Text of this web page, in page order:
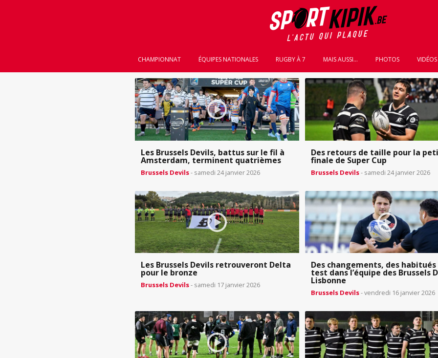
CHAMPIONNAT ÉQUIPES NATIONALES RUGBY À 7 MAIS AUSSI... PHOTOS VIDÉOS
Les Brussels Devils, battus sur le fil à
Amsterdam, terminent quatrièmes
Brussels Devils- samedi 24 janvier 2026
Des retours de taille pour la
finale de Super Cup
Brussels Devils- samedi 24 janvier 2026
Les Brussels Devils retrouveront Delta
pour le bronze
Brussels Devils- samedi 17 janvier 2026
Des changements, des
test dans l’équipe des Brussels
Lisbonne
Brussels Devils- vendredi 16 janvier 2026